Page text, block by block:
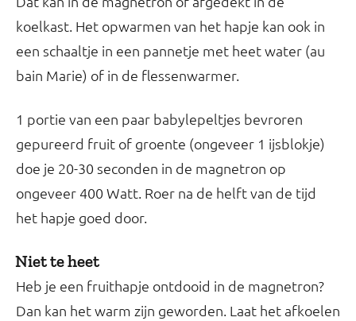
koelkast. Het opwarmen van het hapje kan ook in
een schaaltje in een pannetje met heet water (au
bain Marie) of in de flessenwarmer.
1 portie van een paar babylepeltjes bevroren
gepureerd fruit of groente (ongeveer 1 ijsblokje)
doe je 20-30 seconden in de magnetron op
ongeveer 400 Watt. Roer na de helft van de tijd
het hapje goed door.
Niet te heet
Heb je een fruithapje ontdooid in de magnetron?
Dan kan het warm zijn geworden. Laat het afkoelen